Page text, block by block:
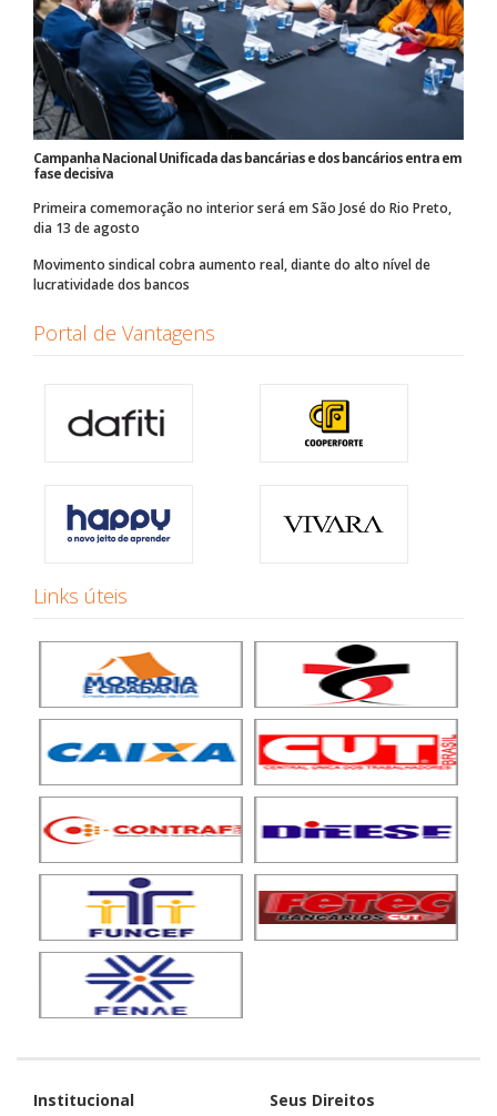
Campanha Nacional Unificada das bancárias e dos bancários entra em
fase decisiva
Primeira comemoração no interior será em São José do Rio Preto,
dia 13 de agosto
Movimento sindical cobra aumento real, diante do alto nível de
lucratividade dos bancos
Portal de Vantagens
Links úteis
Institucional Seus Direitos